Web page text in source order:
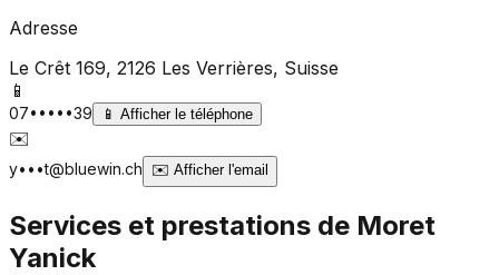
Adresse
Le Crêt 169, 2126 Les Verrières, Suisse
📱
07•••••39 📱 Afficher le téléphone
✉️
y•••t@bluewin.ch ✉️ Afficher l'email
Services et prestations de Moret
Yanick